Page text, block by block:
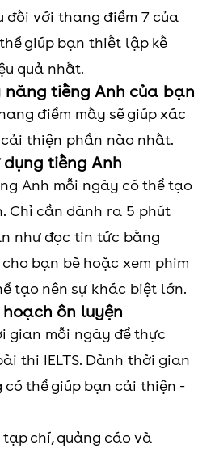
đối với thang điểm 7 của
giúp bạn thiết lập kế
quả nhất.
tiếng Anh của bạn
điểm mấy sẽ giúp xác
thiện phần nào nhất.
tiếng Anh
Anh mỗi ngày có thể tạo
Chỉ cần dành ra 5 phút
như đọc tin tức bằng
bạn bè hoặc xem phim
tạo nên sự khác biệt lớn.
ôn luyện
gian mỗi ngày để thực
thi IELTS. Dành thời gian
thể giúp bạn cải thiện -
chí, quảng cáo và